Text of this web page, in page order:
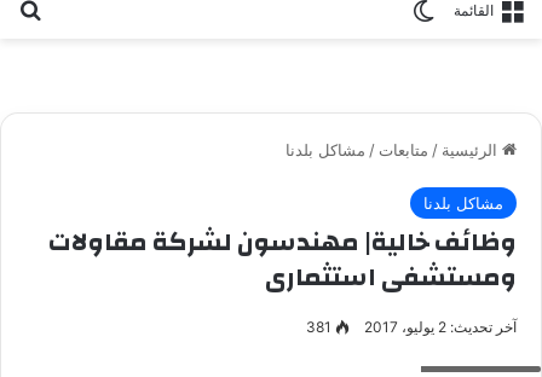
القائمة
الرئيسية / متابعات / مشاكل بلدنا
مشاكل بلدنا
وظائف خالية| مهندسون لشركة مقاولات
ومستشفى استثمارى
آخر تحديث: 2 يوليو، 2017 381